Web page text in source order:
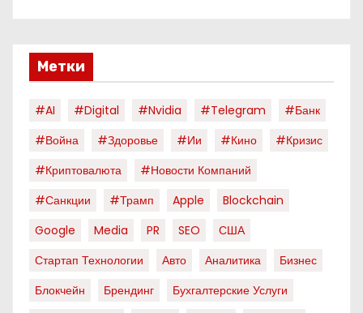
Метки
#AI #digital #nvidia #telegram
#банк
#война
#здоровье #ии #кино
#кризис
#криптовалюта
#новости Компаний
#санкции
#трамп Apple
Blockchain
Google
Media PR SEO
США
Стартап Технологии
Авто Аналитика
Бизнес
Блокчейн
Брендинг
Бухгалтерские Услуги